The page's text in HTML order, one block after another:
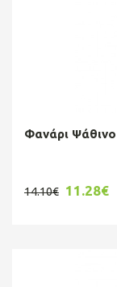
Φανάρι
14.10€ 11.28€